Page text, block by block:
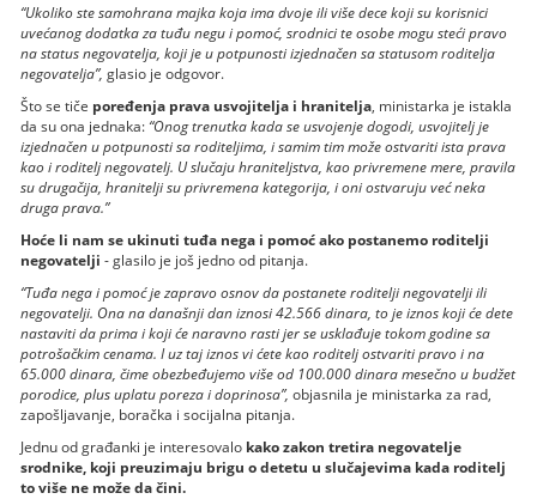
“Ukoliko ste samohrana majka koja ima dvoje ili više dece koji su korisnici
uvećanog dodatka za tuđu negu i pomoć, srodnici te osobe mogu steći pravo
na status negovatelja, koji je u potpunosti izjednačen sa statusom roditelja
negovatelja”, glasio je odgovor.
Što se tiče poređenja prava usvojitelja i hranitelja, ministarka je istakla
da su ona jednaka: “Onog trenutka kada se usvojenje dogodi, usvojitelj je
izjednačen u potpunosti sa roditeljima, i samim tim može ostvariti ista prava
kao i roditelj negovatelj. U slučaju hraniteljstva, kao privremene mere, pravila
su drugačija, hranitelji su privremena kategorija, i oni ostvaruju već neka
druga prava.”
Hoće li nam se ukinuti tuđa nega i pomoć ako postanemo roditelji
negovatelji - glasilo je još jedno od pitanja.
“Tuđa nega i pomoć je zapravo osnov da postanete roditelji negovatelji ili
negovatelji. Ona na današnji dan iznosi 42.566 dinara, to je iznos koji će dete
nastaviti da prima i koji će naravno rasti jer se usklađuje tokom godine sa
potrošačkim cenama. I uz taj iznos vi ćete kao roditelj ostvariti pravo i na
65.000 dinara, čime obezbeđujemo više od 100.000 dinara mesečno u budžet
porodice, plus uplatu poreza i doprinosa”, objasnila je ministarka za rad,
zapošljavanje, boračka i socijalna pitanja.
Jednu od građanki je interesovalo kako zakon tretira negovatelje
srodnike, koji preuzimaju brigu o detetu u slučajevima kada roditelj
to više ne može da čini.